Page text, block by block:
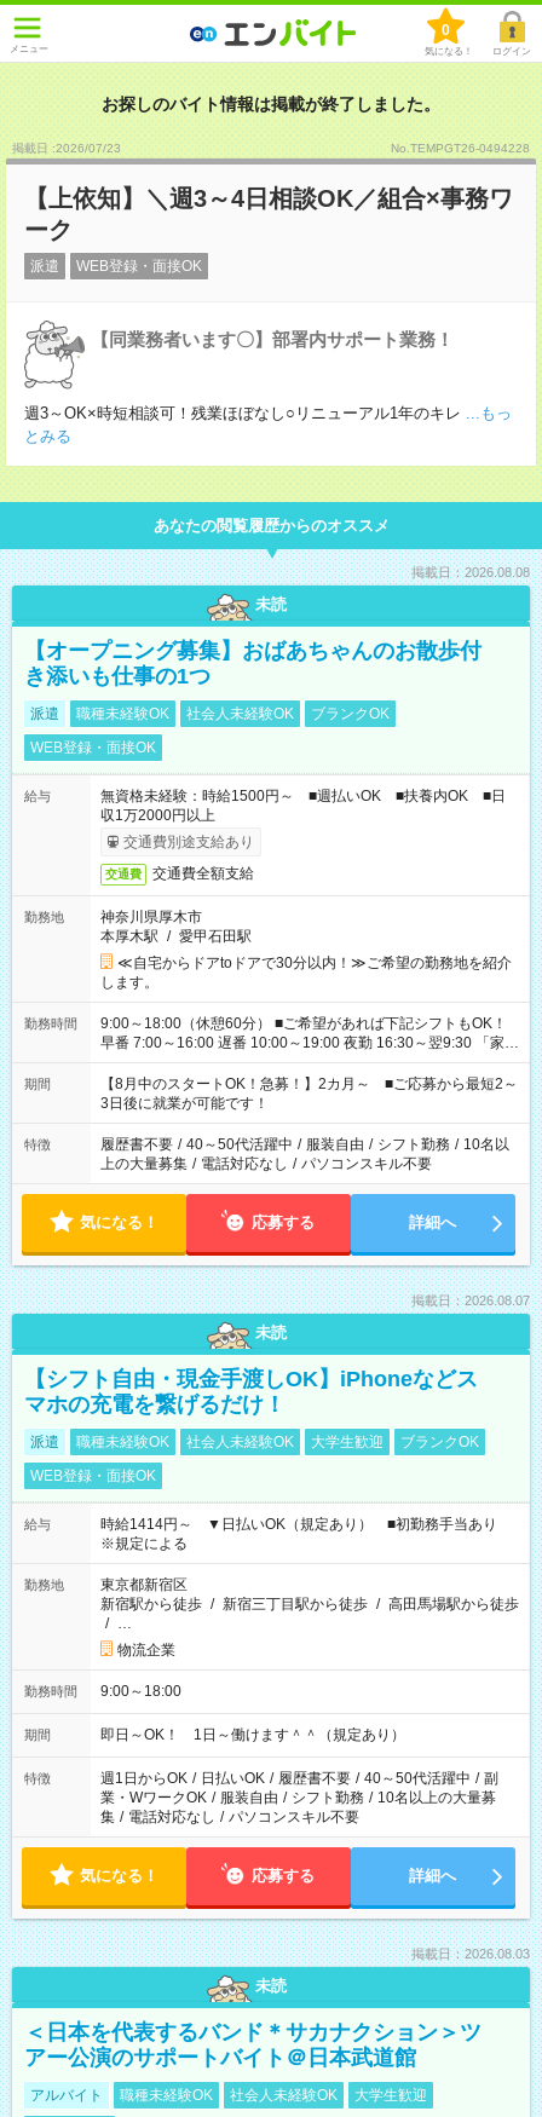
メニュー
0
気になる！ ログイン
お探しのバイト情報は掲載が終了しました。
掲載日 :2026/07/23 No.TEMPGT26-0494228
【上依知】＼週3～4日相談OK／組合×事務ワ
ーク
派遣 WEB登録・面接OK
【同業務者います〇】部署内サポート業務！
週3～OK×時短相談可！残業ほぼなし○リニューアル1年のキレ ...もっ
とみる
あなたの閲覧履歴からのオススメ
掲載日：2026.08.08
未読
【オープニング募集】おばあちゃんのお散歩付
き添いも仕事の1つ
派遣 職種未経験OK 社会人未経験OK
ブランクOK
WEB登録・面接OK
給与
無資格未経験：時給1500円～ ■週払いOK ■扶養内OK ■日
収1万2000円以上
交通費別途支給あり
交通費 交通費全額支給
勤務地
神奈川県厚木市
本厚木駅 / 愛甲石田駅
≪自宅からドアtoドアで30分以内！≫ご希望の勤務地を紹介
します。
勤務時間
9:00～18:00（休憩60分） ■ご希望があれば下記シフトもOK！
早番 7:00～16:00 遅番 10:00～19:00 夜勤 16:30～翌9:30 「家族
と休みを合わせたい」 「余裕を持って夕飯の準備がしたい」
「できれば残業はしたくない」 など、ご希望を教えてください
ね。 ※Wワーク希望の方へ 今ご覧のお仕事で希望する勤務時間
と、もう1つのお仕事の勤務時間。 合計で週40時間を超える場
合は応募できません。
期間
【8月中のスタートOK！急募！】2カ月～ ■ご応募から最短2～
3日後に就業が可能です！
特徴 履歴書不要 / 40～50代活躍中 / 服装自由 / シフト勤務 / 10名以
上の大量募集 / 電話対応なし / パソコンスキル不要
気になる！ 応募する 詳細へ
掲載日：2026.08.07
未読
【シフト自由・現金手渡しOK】iPhoneなどス
マホの充電を繋げるだけ！
派遣 職種未経験OK 社会人未経験OK 大学生歓迎
ブランクOK
WEB登録・面接OK
給与
時給1414円～ ▼日払いOK（規定あり） ■初勤務手当あり
※規定による
勤務地
東京都新宿区
新宿駅から徒歩 / 新宿三丁目駅から徒歩 / 高田馬場駅から徒歩
/ …
物流企業
勤務時間 9:00～18:00
期間 即日～OK！ 1日～働けます＾＾（規定あり）
特徴 週1日からOK / 日払いOK / 履歴書不要 / 40～50代活躍中 / 副
業・WワークOK / 服装自由 / シフト勤務 / 10名以上の大量募
集 / 電話対応なし / パソコンスキル不要
気になる！ 応募する 詳細へ
掲載日：2026.08.03
未読
＜日本を代表するバンド＊サカナクション＞ツ
アー公演のサポートバイト＠日本武道館
アルバイト 職種未経験OK 社会人未経験OK
大学生歓迎